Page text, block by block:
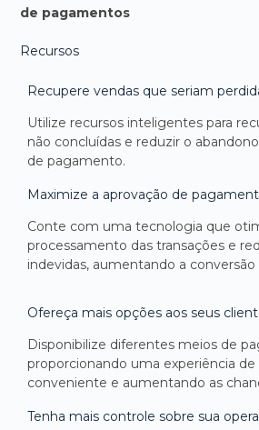
de pagamentos
Recursos
Recupere vendas que seriam
Utilize recursos inteligentes para
não concluídas e reduzir o
de pagamento.
Maximize a aprovação de
Conte com uma tecnologia que
processamento das transações e
indevidas, aumentando a conversão
Ofereça mais opções aos seus
Disponibilize diferentes meios de
proporcionando uma experiência
conveniente e aumentando as
Tenha mais controle sobre sua